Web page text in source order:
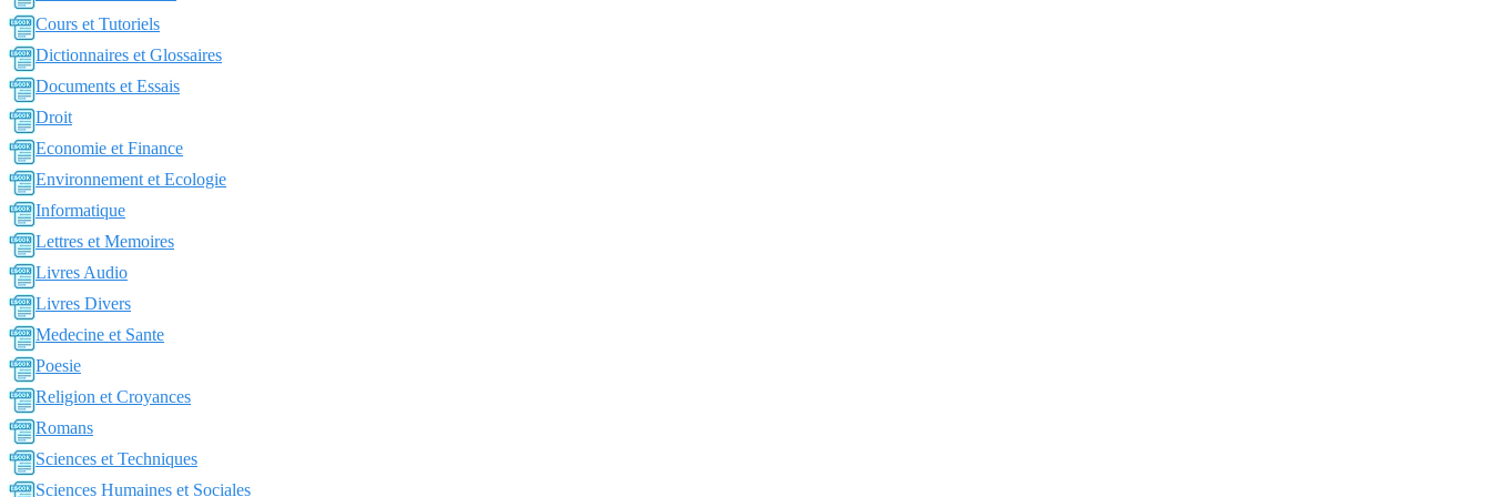
Cours et Tutoriels
Dictionnaires et Glossaires
Documents et Essais
Droit
Economie et Finance
Environnement et Ecologie
Informatique
Lettres et Memoires
Livres Audio
Livres Divers
Medecine et Sante
Poesie
Religion et Croyances
Romans
Sciences et Techniques
Sciences Humaines et Sociales